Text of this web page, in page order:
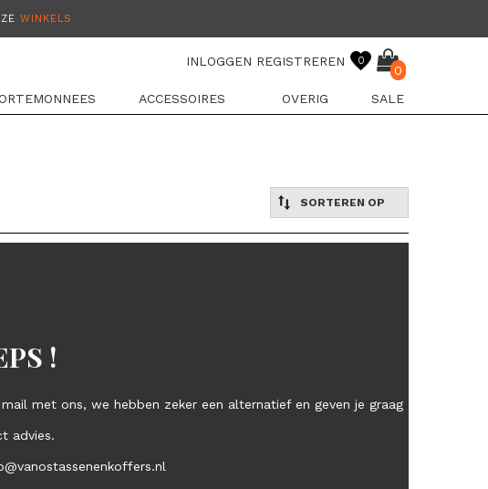
WINKELS
INLOGGEN REGISTREREN 0
0
ACCESSOIRES OVERIG SALE
SORTEREN OP
!
met ons, we hebben zeker een alternatief en geven je graag
advies.